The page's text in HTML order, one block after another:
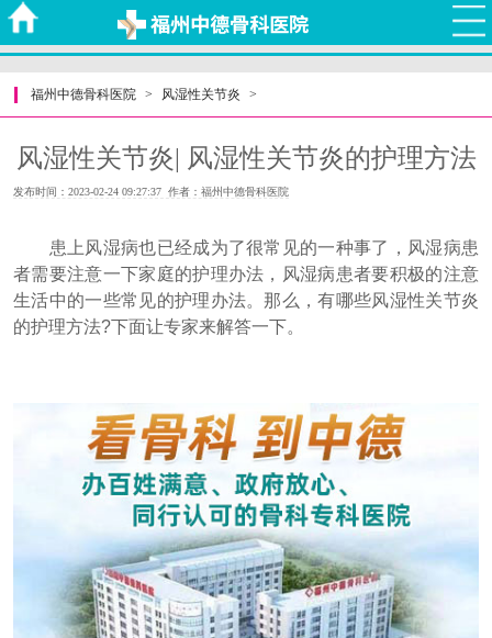
福州中德骨科医院 > 风湿性关节炎 >
风湿性关节炎| 风湿性关节炎的护理方法
发布时间：2023-02-24 09:27:37 作者：福州中德骨科医院
患上风湿病也已经成为了很常见的一种事了，风湿病患
者需要注意一下家庭的护理办法，风湿病患者要积极的注意
生活中的一些常见的护理办法。那么，有哪些风湿性关节炎
的护理方法?下面让专家来解答一下。